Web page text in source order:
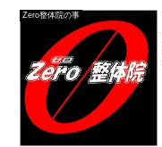
Zero整体院の事